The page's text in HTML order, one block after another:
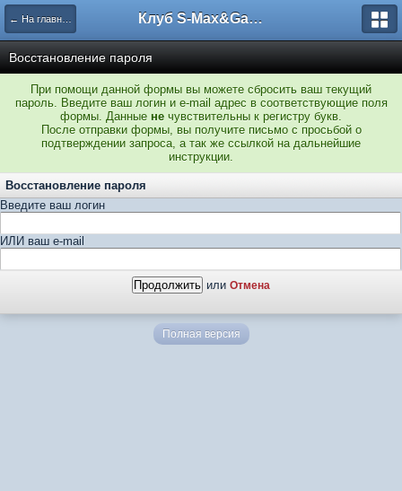
← На главную Клуб S-Max&Galaxy
Восстановление пароля
При помощи данной формы вы можете сбросить ваш текущий
пароль. Введите ваш логин и e-mail адрес в соответствующие поля
формы. Данные не чувствительны к регистру букв.
После отправки формы, вы получите письмо с просьбой о
подтверждении запроса, а так же ссылкой на дальнейшие
инструкции.
Восстановление пароля
Введите ваш логин
ИЛИ ваш e-mail
или Отмена
Полная версия